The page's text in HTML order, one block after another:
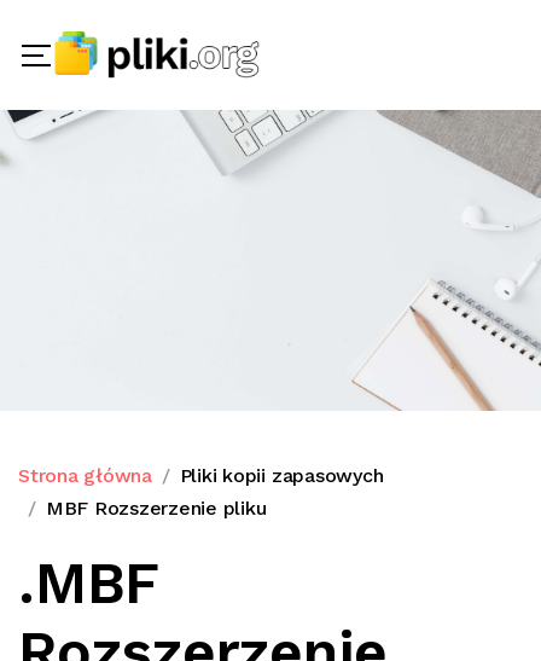
Strona główna
Pliki kopii zapasowych
MBF Rozszerzenie pliku
.MBF